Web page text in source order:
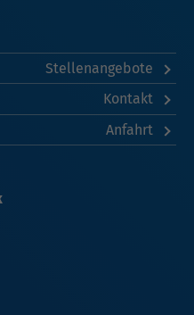
Stellenangebote
Kontakt
Anfahrt